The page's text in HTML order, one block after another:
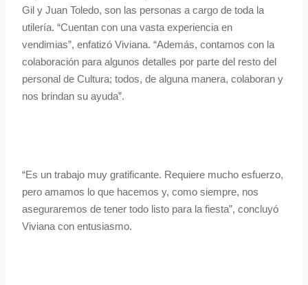
Gil y Juan Toledo, son las personas a cargo de toda la
utilería. “Cuentan con una vasta experiencia en
vendimias”, enfatizó Viviana. “Además, contamos con la
colaboración para algunos detalles por parte del resto del
personal de Cultura; todos, de alguna manera, colaboran y
nos brindan su ayuda”.
“Es un trabajo muy gratificante. Requiere mucho esfuerzo,
pero amamos lo que hacemos y, como siempre, nos
aseguraremos de tener todo listo para la fiesta”, concluyó
Viviana con entusiasmo.